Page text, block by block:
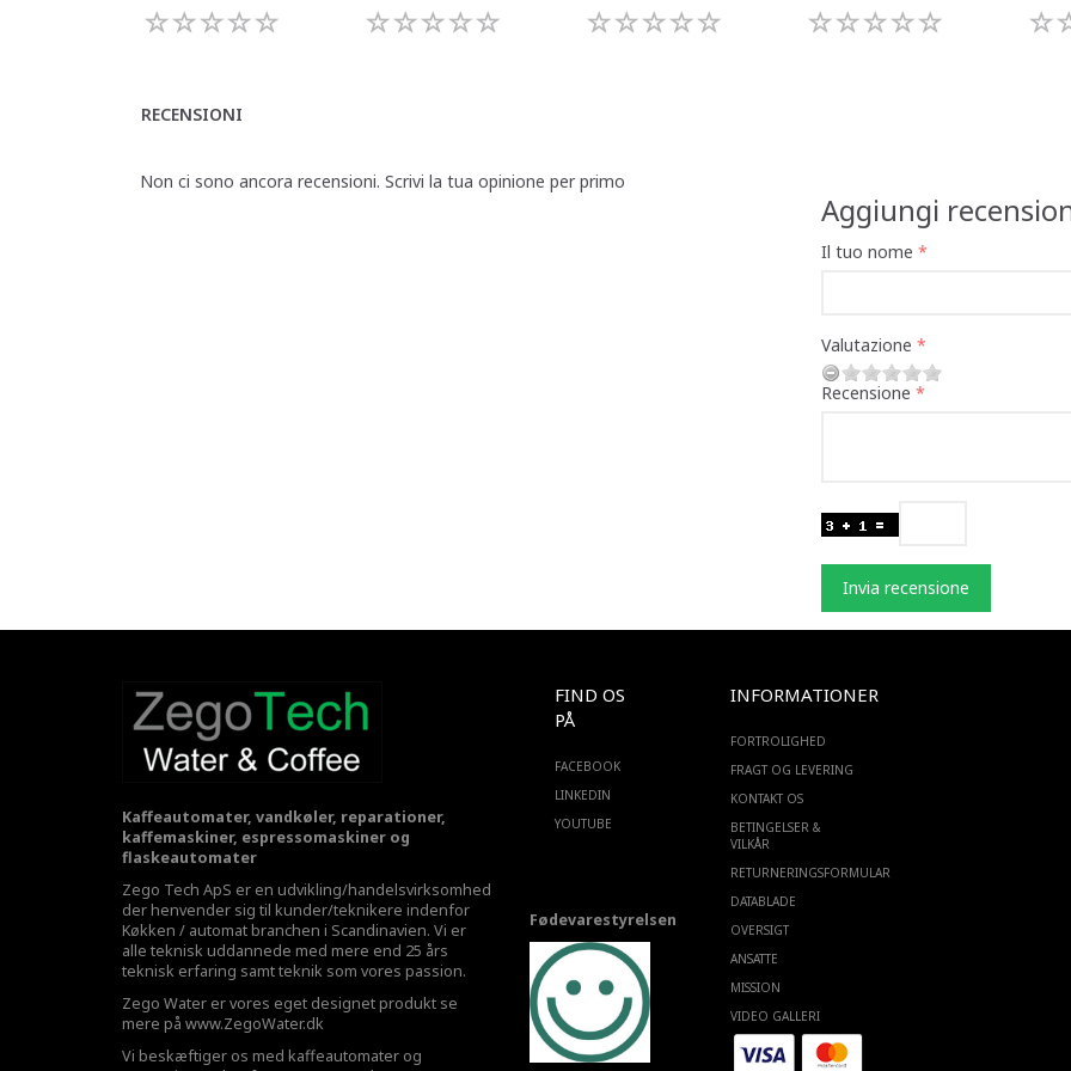
RECENSIONI
Non ci sono ancora recensioni. Scrivi la tua opinione per primo
Aggiungi
Il tuo nome
Valutazione
Recensione
Invia recensione
Kaffeautomater, vandkøler, reparationer,
kaffemaskiner, espressomaskiner og
flaskeautomater
Zego Tech ApS er en udvikling/handelsvirksomhed
der henvender sig til kunder/teknikere indenfor
Køkken / automat branchen i Scandinavien. Vi er
alle teknisk uddannede med mere end 25 års
teknisk erfaring samt teknik som vores passion.
Zego Water er vores eget designet produkt se
mere på www.ZegoWater.dk
Vi beskæftiger os med kaffeautomater og
FIND OS
PÅ
FACEBOOK
LINKEDIN
YOUTUBE
Fødevarestyrelsen
INFORMATIONER
FORTROLIGHED
FRAGT OG LEVERING
KONTAKT OS
BETINGELSER &
VILKÅR
RETURNERINGSFORMULAR
DATABLADE
OVERSIGT
ANSATTE
MISSION
VIDEO GALLERI